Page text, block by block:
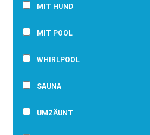
MIT HUND
MIT POOL
WHIRLPOOL
SAUNA
UMZÄUNT